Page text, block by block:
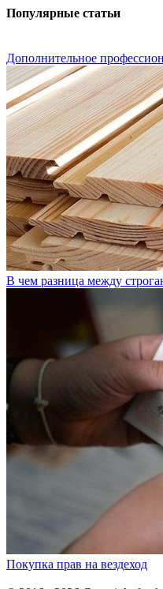
Популярные статьи
Дополнительное
В чем разница между
Покупка прав на вездеход